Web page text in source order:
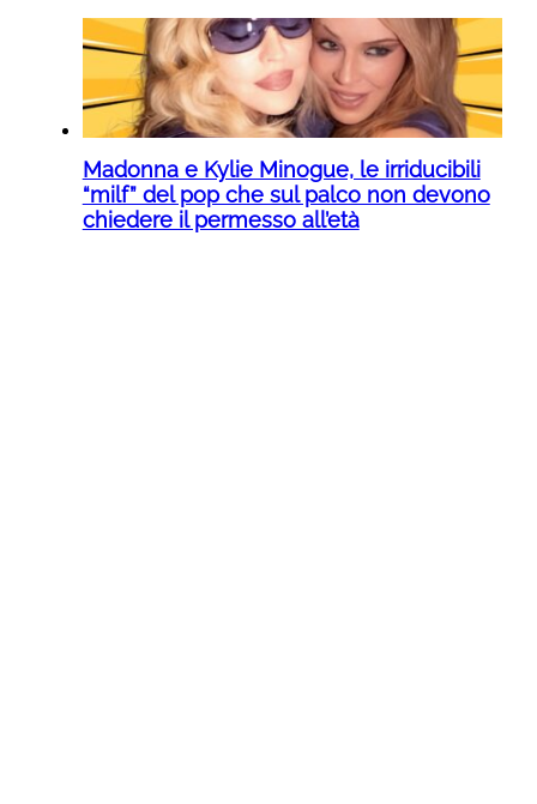
Madonna e Kylie Minogue, le irriducibili
“milf” del pop che sul palco non devono
chiedere il permesso all’età